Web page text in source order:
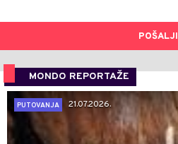
POŠALJI
MONDO REPORTAŽE
PUTOVANJA
21.07.2026.